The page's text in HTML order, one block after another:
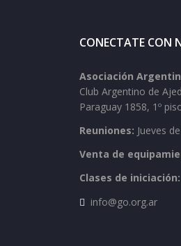
CONECTATE CON
Asociación
Club Argentino de
Paraguay 1858, 1º
Reuniones: Jueves
Venta de
Clases de iniciación:
info@go.org.ar